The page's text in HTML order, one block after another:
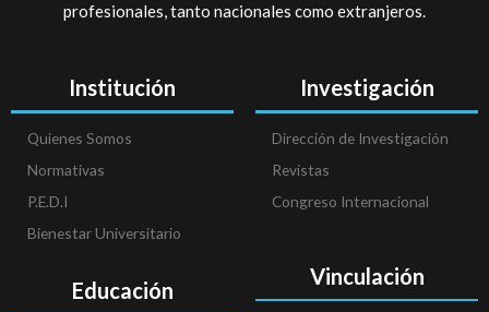
profesionales, tanto nacionales como extranjeros.
Institución
Quienes Somos
Normativas
P.E.D.I
Bienestar Universitario
Educación
Investigación
Dirección de Investigación
Revistas
Congreso Internacional
Vinculación